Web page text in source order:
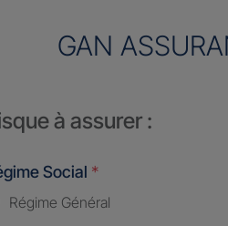
GAN
à assurer :
Social *
Régime Général